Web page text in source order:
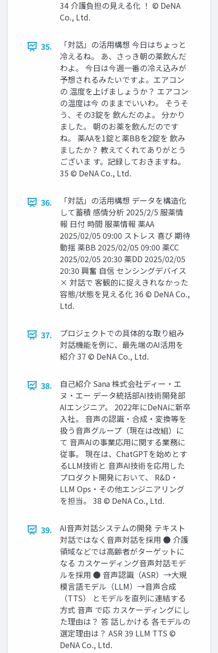
34 介護負担の⾒える化 ！ © DeNA
Co., Ltd.
35.
「対話」の活⽤構想 今⽇はちょっと
冷えるね。 あ、さっき朝の薬飲んだ
わよ。 今⽇は今週⼀番の冷え込みが
予想されるみたいですよ。エアコン
の 温度を上げましょうか？ エアコン
の温度は今 のままでいいわ。 そうそ
う、その3錠を 飲んだのよ。 分かり
ました。 朝のお薬を飲んだのです
ね。 薬AAを1錠と薬BBを2錠を 飲み
ましたか？ 教えてくれてありがとう
ございま す。記録しておきますね。
35 © DeNA Co., Ltd.
36.
「対話」の活⽤構想 データを構造化
して蓄積 感情分析 2025/2/5 服薬情
報 日付 時間 服薬情報 薬AA
2025/02/05 09:00 ストレス 喜び 期待
動揺 薬BB 2025/02/05 09:00 薬CC
2025/02/05 20:30 薬DD 2025/02/05
20:30 興奮 ⾃信 センシングデバイス
× 対話で 客観的に捉えきれなかった
容態/状態を⾒える化 36 © DeNA Co.,
Ltd.
37.
プロジェクトでの具体的な取り組み
対話機能を例に、最先端のAI活⽤を
紹介 37 © DeNA Co., Ltd.
38.
⾃⼰紹介 Sana 株式会社ディー‧エ
ヌ‧エー データ統括部AI技術開発部
AIエンジニア。 2022年にDeNAに新卒
⼊社。 ⾳声の認識‧合成‧変換等を
扱う⾳声グループ（現在は改組）に
て ⾳声AIの事業応⽤に関する業務に
従事。 現在は、ChatGPTを始めとす
るLLM技術と ⾳声AI技術を応⽤した
プロダクト開発において、 R&D‧
LLM Ops‧その他エンジニアリング
を担当。 38 © DeNA Co., Ltd.
39.
AI⾳声対話システムの開発 テキスト
対話ではなく⾳声対話を採⽤ ● 介護
領域などでは⾼齢者がターゲットに
なる カスケーディング⾳声対話モデ
ルを採⽤ ● ⾳声認識（ASR）→⼤規
模⾔語モデル（LLM）→⾳声合成
（TTS） とモデルを直列に連結する
⽅式 ⾳声 で応 カスケーディングにし
た理由は？ 答 話しかける 各モデルの
選定理由は？ ASR 39 LLM TTS ©
DeNA Co., Ltd.